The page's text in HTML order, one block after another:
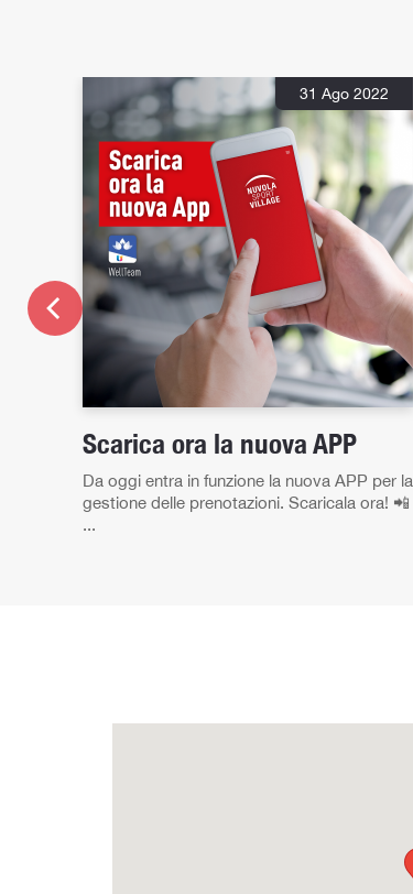
31 Ago 2022
Scarica ora la nuova APP
Da oggi entra in funzione la nuova APP per la
gestione delle prenotazioni. Scaricala ora! 📲
...